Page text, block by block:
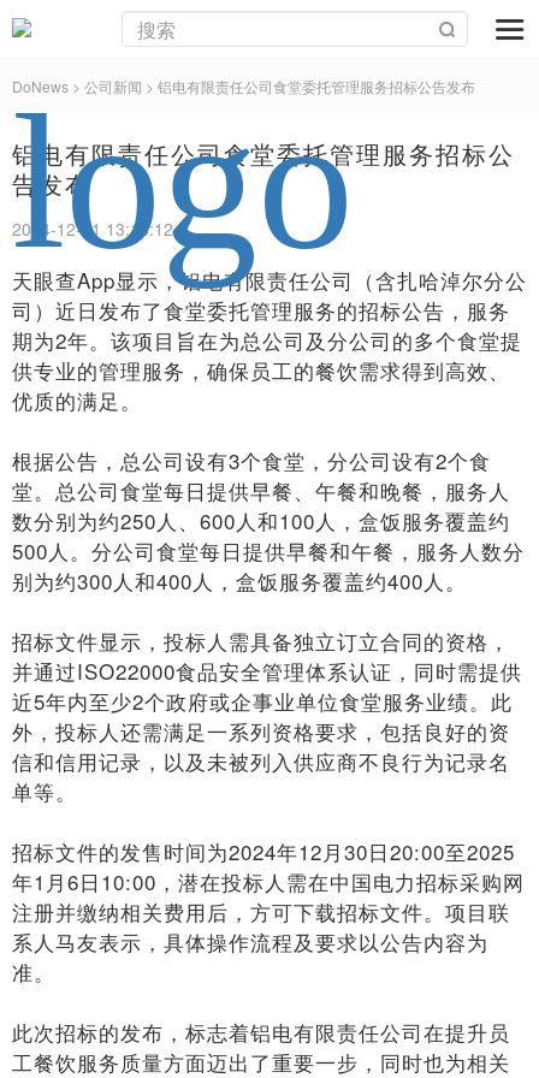
DoNews > 公司新闻 > 铝电有限责任公司食堂委托管理服务招标公告发布
铝电有限责任公司食堂委托管理服务招标公
告发布
2024-12-31 13:16:12
天眼查App显示，铝电有限责任公司（含扎哈淖尔分公
司）近日发布了食堂委托管理服务的招标公告，服务
期为2年。该项目旨在为总公司及分公司的多个食堂提
供专业的管理服务，确保员工的餐饮需求得到高效、
优质的满足。
根据公告，总公司设有3个食堂，分公司设有2个食
堂。总公司食堂每日提供早餐、午餐和晚餐，服务人
数分别为约250人、600人和100人，盒饭服务覆盖约
500人。分公司食堂每日提供早餐和午餐，服务人数分
别为约300人和400人，盒饭服务覆盖约400人。
招标文件显示，投标人需具备独立订立合同的资格，
并通过ISO22000食品安全管理体系认证，同时需提供
近5年内至少2个政府或企事业单位食堂服务业绩。此
外，投标人还需满足一系列资格要求，包括良好的资
信和信用记录，以及未被列入供应商不良行为记录名
单等。
招标文件的发售时间为2024年12月30日20:00至2025
年1月6日10:00，潜在投标人需在中国电力招标采购网
注册并缴纳相关费用后，方可下载招标文件。项目联
系人马友表示，具体操作流程及要求以公告内容为
准。
此次招标的发布，标志着铝电有限责任公司在提升员
工餐饮服务质量方面迈出了重要一步，同时也为相关